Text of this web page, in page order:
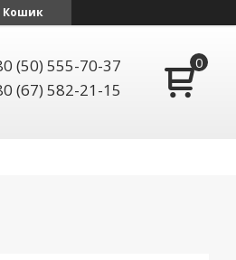
Кошик
(50) 555-70-37
(67) 582-21-15